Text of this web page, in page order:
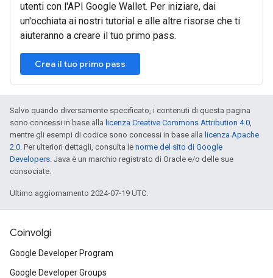
utenti con l'API Google Wallet. Per iniziare, dai
un'occhiata ai nostri tutorial e alle altre risorse che ti
aiuteranno a creare il tuo primo pass.
Crea il tuo primo pass
Salvo quando diversamente specificato, i contenuti di questa pagina
sono concessi in base alla licenza Creative Commons Attribution 4.0,
mentre gli esempi di codice sono concessi in base alla licenza Apache
2.0. Per ulteriori dettagli, consulta le norme del sito di Google
Developers. Java è un marchio registrato di Oracle e/o delle sue
consociate.
Ultimo aggiornamento 2024-07-19 UTC.
Coinvolgi
Google Developer Program
Google Developer Groups